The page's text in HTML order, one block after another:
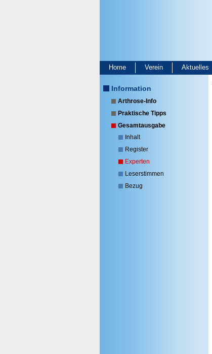
Home Verein Aktuelles
Information
Arthrose-Info
Praktische Tipps
Gesamtausgabe
Inhalt
Register
Experten
Leserstimmen
Bezug